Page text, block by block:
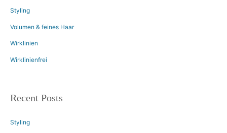
Styling
Volumen & feines Haar
Wirklinien
Wirklinienfrei
Recent Posts
Styling